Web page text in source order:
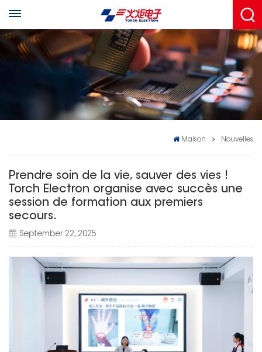
Maison Nouvelles
Prendre soin de la vie, sauver des vies !
Torch Electron organise avec succès une
session de formation aux premiers
secours.
September 22, 2025